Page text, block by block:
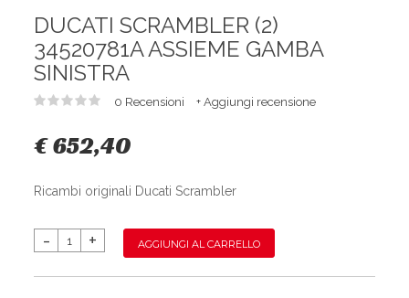
DUCATI SCRAMBLER (2)
34520781A ASSIEME GAMBA
SINISTRA
0 Recensioni + Aggiungi recensione
€ 652,40
Ricambi originali Ducati Scrambler
AGGIUNGI AL CARRELLO